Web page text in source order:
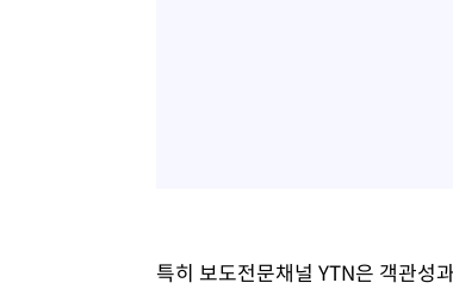
특히 보도전문채널 YTN은 객관성